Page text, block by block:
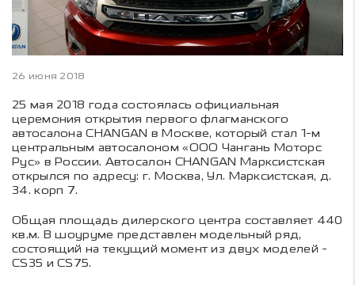
26 июня 2018
25 мая 2018 года состоялась официальная
церемония открытия первого флагманского
автосалона CHANGAN в Москве, который стал 1-м
центральным автосалоном «ООО Чангань Моторс
Рус» в России. Автосалон CHANGAN Марксистская
открылся по адресу: г. Москва, Ул. Марксистская, д.
34. корп 7.
Общая площадь дилерского центра составляет 440
кв.м. В шоуруме представлен модельный ряд,
состоящий на текущий момент из двух моделей -
CS35 и CS75.